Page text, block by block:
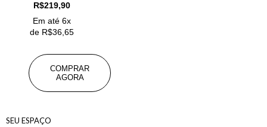
R$219,90
Em até 6x
de R$36,65
COMPRAR
AGORA
SEU ESPAÇO